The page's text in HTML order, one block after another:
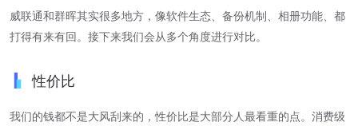
威联通和群晖其实很多地方，像软件生态、备份机制、相册功能、都
打得有来有回。接下来我们会从多个角度进行对比。
性价比
我们的钱都不是大风刮来的，性价比是大部分人最看重的点。消费级